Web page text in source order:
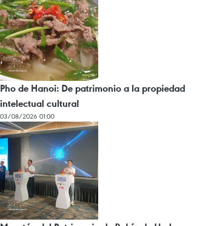
Pho de Hanoi: De patrimonio a la propiedad
intelectual cultural
03/08/2026 01:00